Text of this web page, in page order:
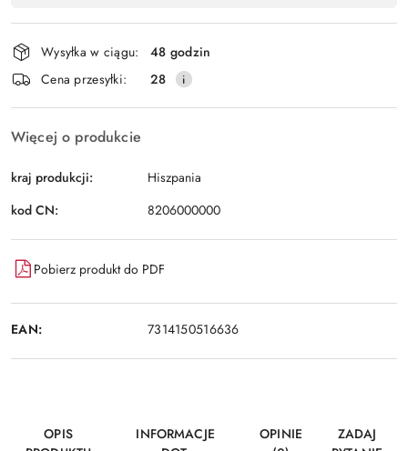
płatność
i
dostawa
Wysyłka w ciągu:
48 godzin
Cena przesyłki:
28
Więcej o produkcie
kraj produkcji:
Hiszpania
kod CN:
8206000000
Pobierz produkt do PDF
EAN: 7314150516636
OPIS
INFORMACJE
OPINIE
ZADAJ